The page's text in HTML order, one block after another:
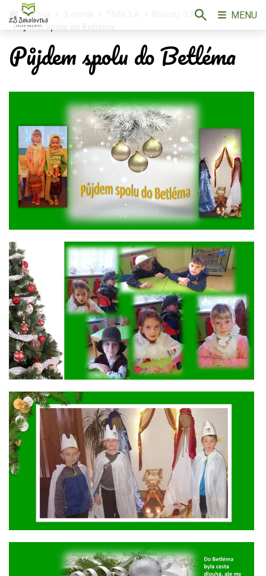
Třídy
Novinky 3.A
Půjdem spolu do Betléma
Půjdem spolu do Betléma
MENU